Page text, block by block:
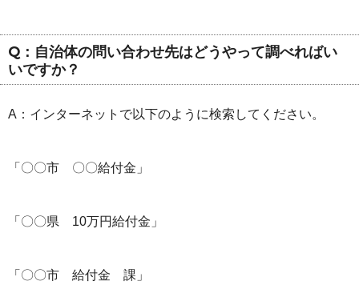
Q：自治体の問い合わせ先はどうやって調べればい
いですか？
A：インターネットで以下のように検索してください。
「〇〇市 〇〇給付金」
「〇〇県 10万円給付金」
「〇〇市 給付金 課」